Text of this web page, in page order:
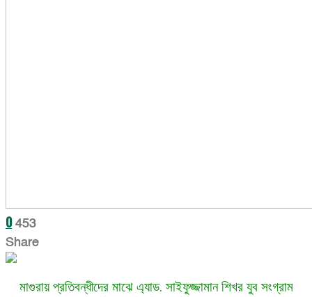
0 453
Share
মাগুরায় প্রতিবন্ধীদের মাঝে এ্যাড. সাইফুজ্জামান শিখর যুব সংগ্রাম